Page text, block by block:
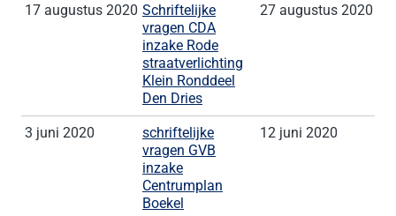
17 augustus 2020 Schriftelijke
vragen CDA
inzake Rode
straatverlichting
Klein Ronddeel
Den Dries
27 augustus 2020
3 juni 2020
schriftelijke
vragen GVB
inzake
Centrumplan
Boekel
12 juni 2020